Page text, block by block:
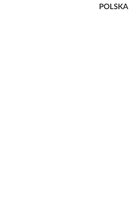
POLSKA